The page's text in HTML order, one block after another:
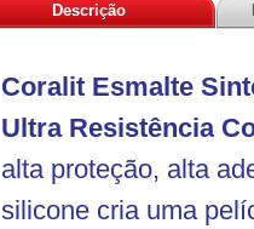
Descrição
Coralit Esmalte
Ultra Resistência
alta proteção, alta
silicone cria uma